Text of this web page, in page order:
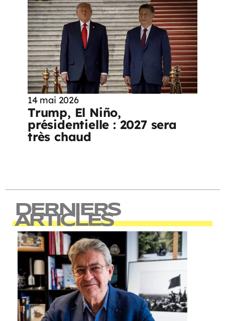
14 mai 2026
Trump, El Niño,
présidentielle : 2027 sera
très chaud
DERNIERS
ARTICLES